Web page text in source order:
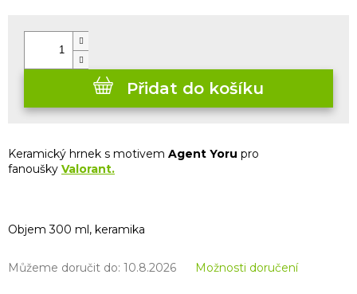
Můžeme doručit do: 10.8.2026 Možnosti doručení
Přidat do košíku
Keramický hrnek s motivem Agent Yoru pro
fanoušky Valorant.
Objem 300 ml, keramika